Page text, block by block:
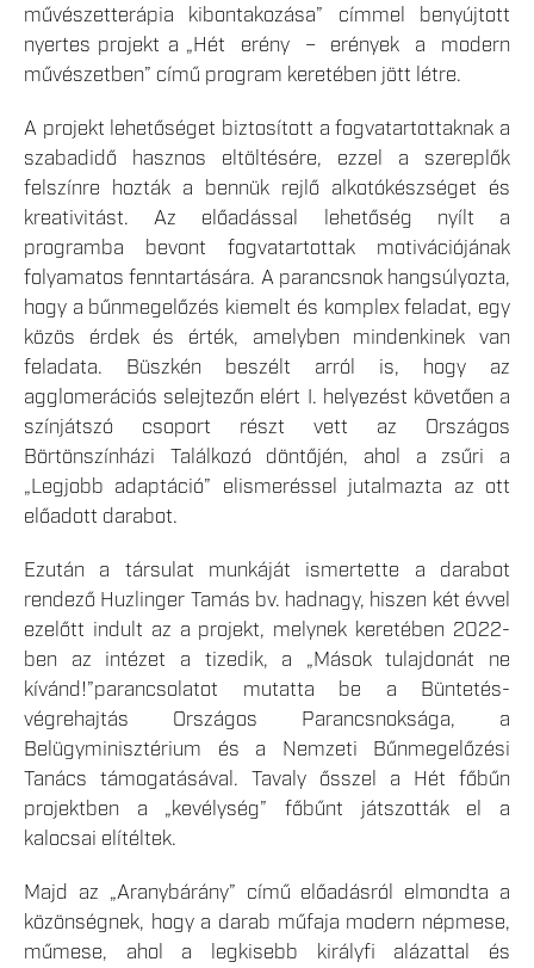
művészetterápia kibontakozása” címmel benyújtott
nyertes projekt a „Hét erény – erények a modern
művészetben” című program keretében jött létre.
A projekt lehetőséget biztosított a fogvatartottaknak a
szabadidő hasznos eltöltésére, ezzel a szereplők
felszínre hozták a bennük rejlő alkotókészséget és
kreativitást. Az előadással lehetőség nyílt a
programba bevont fogvatartottak motivációjának
folyamatos fenntartására. A parancsnok hangsúlyozta,
hogy a bűnmegelőzés kiemelt és komplex feladat, egy
közös érdek és érték, amelyben mindenkinek van
feladata. Büszkén beszélt arról is, hogy az
agglomerációs selejtezőn elért I. helyezést követően a
színjátszó csoport részt vett az Országos
Börtönszínházi Találkozó döntőjén, ahol a zsűri a
„Legjobb adaptáció” elismeréssel jutalmazta az ott
előadott darabot.
Ezután a társulat munkáját ismertette a darabot
rendező Huzlinger Tamás bv. hadnagy, hiszen két évvel
ezelőtt indult az a projekt, melynek keretében 2022-
ben az intézet a tizedik, a „Mások tulajdonát ne
kívánd!”parancsolatot mutatta be a Büntetés-
végrehajtás Országos Parancsnoksága, a
Belügyminisztérium és a Nemzeti Bűnmegelőzési
Tanács támogatásával. Tavaly ősszel a Hét főbűn
projektben a „kevélység” főbűnt játszották el a
kalocsai elítéltek.
Majd az „Aranybárány” című előadásról elmondta a
közönségnek, hogy a darab műfaja modern népmese,
műmese, ahol a legkisebb királyfi alázattal és